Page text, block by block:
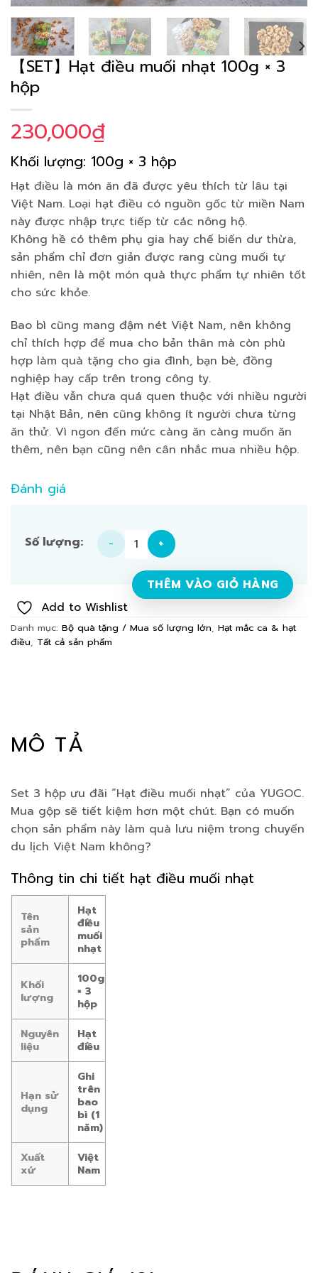
【SET】Hạt điều muối nhạt 100g × 3
hộp
230,000₫
Khối lượng: 100g × 3 hộp
Hạt điều là món ăn đã được yêu thích từ lâu tại
Việt Nam. Loại hạt điều có nguồn gốc từ miền Nam
này được nhập trực tiếp từ các nông hộ.
Không hề có thêm phụ gia hay chế biến dư thừa,
sản phẩm chỉ đơn giản được rang cùng muối tự
nhiên, nên là một món quà thực phẩm tự nhiên tốt
cho sức khỏe.
Bao bì cũng mang đậm nét Việt Nam, nên không
chỉ thích hợp để mua cho bản thân mà còn phù
hợp làm quà tặng cho gia đình, bạn bè, đồng
nghiệp hay cấp trên trong công ty.
Hạt điều vẫn chưa quá quen thuộc với nhiều người
tại Nhật Bản, nên cũng không ít người chưa từng
ăn thử. Vì ngon đến mức càng ăn càng muốn ăn
thêm, nên bạn cũng nên cân nhắc mua nhiều hộp.
Đánh giá
【SET】Hạt điều muối nhạt 100g × 3 hộp số lượng
THÊM VÀO GIỎ HÀNG
Add to Wishlist
Danh mục: Bộ quà tặng / Mua số lượng lớn, Hạt mắc ca & hạt
điều, Tất cả sản phẩm
MÔ TẢ
Set 3 hộp ưu đãi “Hạt điều muối nhạt” của YUGOC.
Mua gộp sẽ tiết kiệm hơn một chút. Bạn có muốn
chọn sản phẩm này làm quà lưu niệm trong chuyến
du lịch Việt Nam không?
Thông tin chi tiết hạt điều muối nhạt
Tên
sản
phẩm
Hạt
điều
muối
nhạt
Khối
lượng
100g
× 3
hộp
Nguyên
liệu
Hạt
điều
Hạn sử
dụng
Ghi
trên
bao
bì (1
năm)
Xuất
xứ
Việt
Nam